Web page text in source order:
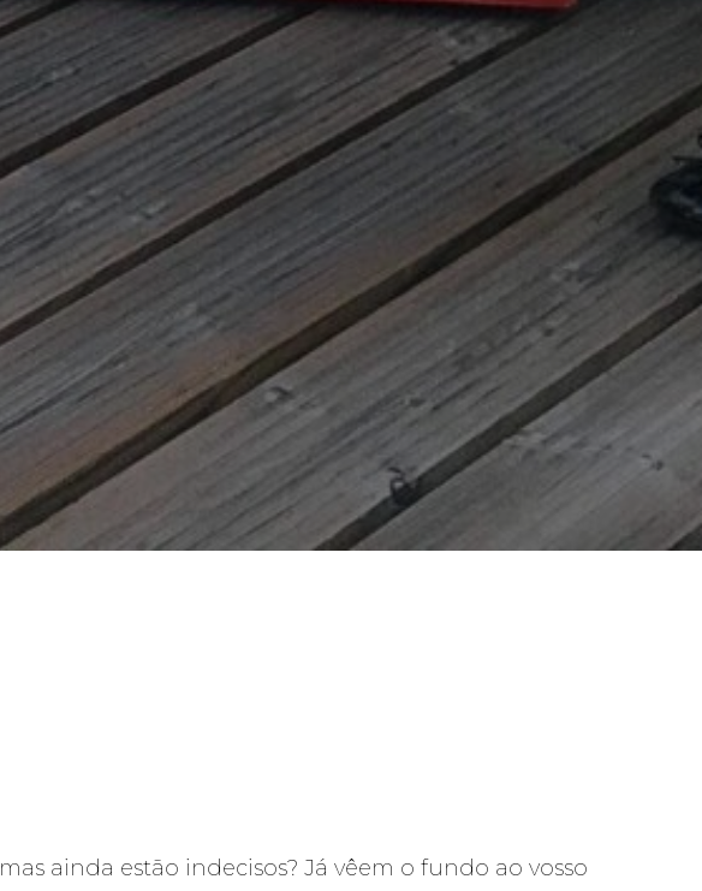
mas ainda estão indecisos? Já vêem o fundo ao vosso